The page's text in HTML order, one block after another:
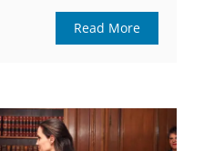
Read More